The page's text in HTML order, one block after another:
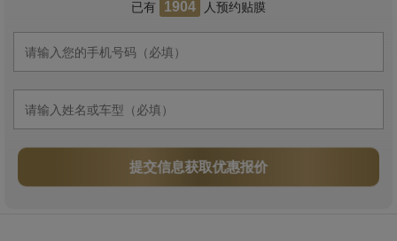
已有 1904 人预约贴膜
提交信息获取优惠报价